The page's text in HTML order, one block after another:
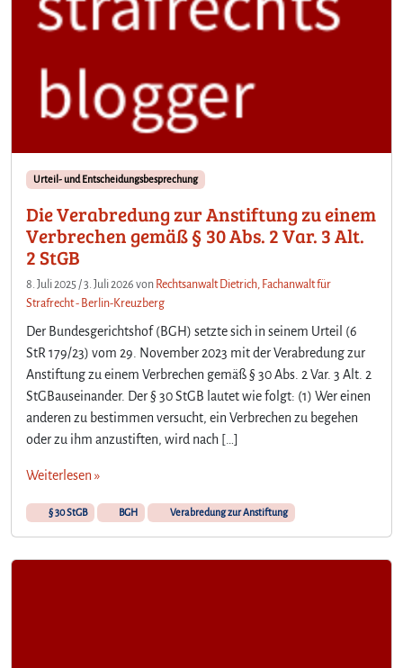
Urteil- und Entscheidungsbesprechung
Die Verabredung zur Anstiftung zu einem
Verbrechen gemäß § 30 Abs. 2 Var. 3 Alt.
2 StGB
8. Juli 2025 /3. Juli 2026 von Rechtsanwalt Dietrich, Fachanwalt für
Strafrecht - Berlin-Kreuzberg
Der Bundesgerichtshof (BGH) setzte sich in seinem Urteil (6
StR 179/23) vom 29. November 2023 mit der Verabredung zur
Anstiftung zu einem Verbrechen gemäß § 30 Abs. 2 Var. 3 Alt. 2
StGBauseinander. Der § 30 StGB lautet wie folgt: (1) Wer einen
anderen zu bestimmen versucht, ein Verbrechen zu begehen
oder zu ihm anzustiften, wird nach […]
Weiterlesen »
§ 30 StGB BGH Verabredung zur Anstiftung